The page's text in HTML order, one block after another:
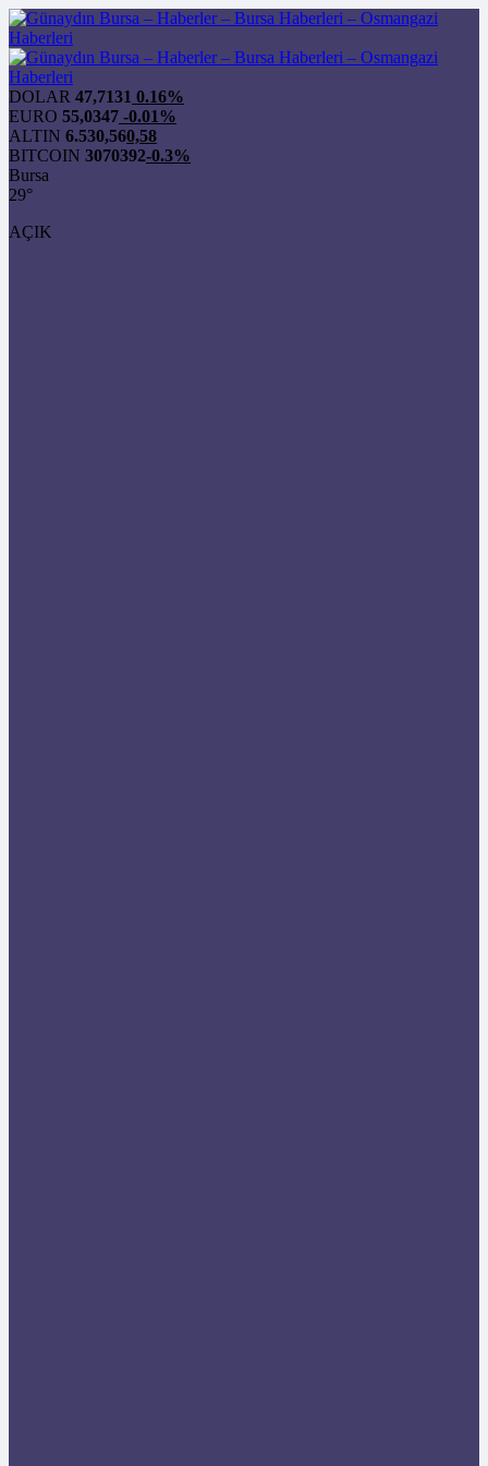
DOLAR 47,7131 0.16%
EURO 55,0347 -0.01%
ALTIN 6.530,560,58
BITCOIN 3070392-0.3%
Bursa
29°
AÇIK